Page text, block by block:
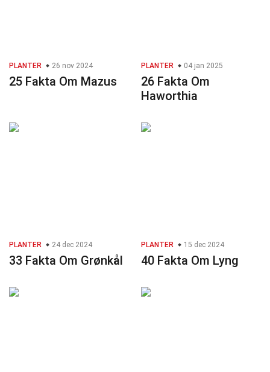
PLANTER 26 nov 2024
25 Fakta Om Mazus
PLANTER 04 jan 2025
26 Fakta Om
Haworthia
PLANTER 24 dec 2024
33 Fakta Om Grønkål
PLANTER 15 dec 2024
40 Fakta Om Lyng